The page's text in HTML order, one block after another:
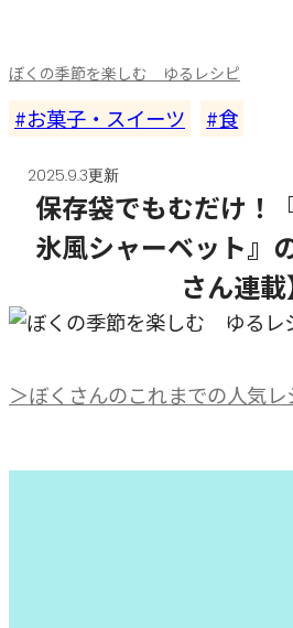
ぼくの季節を楽しむ ゆるレシピ
お菓子・スイーツ 食
2025.9.3更新
保存袋でもむだけ！
氷風シャーベット』
さん連載
＞ぼくさんのこれまでの人気